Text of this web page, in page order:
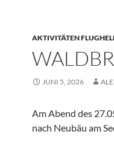
AKTIVITÄTEN
JUNI 5, 2026
Am Abend des
nach Neubäu am